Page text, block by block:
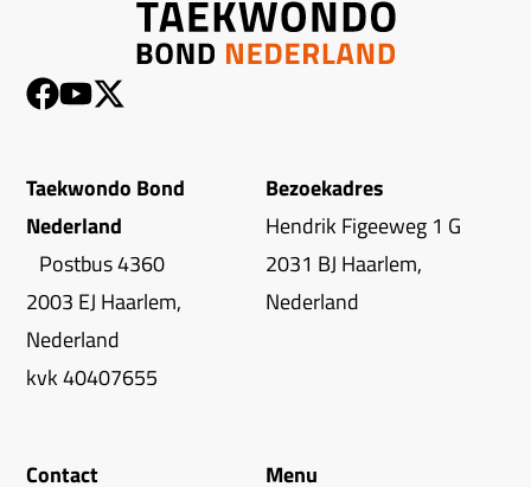
Taekwondo Bond
Nederland
Postbus 4360
2003 EJ Haarlem,
Nederland
kvk 40407655
Bezoekadres
Hendrik Figeeweg 1 G
2031 BJ Haarlem,
Nederland
Contact Menu